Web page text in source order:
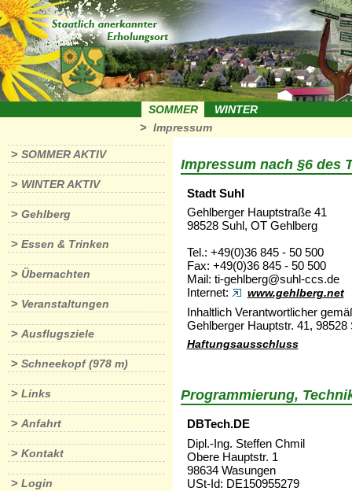
SOMMER WINTER
> Impressum
> SOMMER AKTIV
> WINTER AKTIV
> Gehlberg
> Essen & Trinken
> Übernachten
> Veranstaltungen
> Ausflugsziele
> Schneekopf (978 m)
> Links
> Anfahrt
> Kontakt
> Login
Impressum nach §6 des
Stadt Suhl
Gehlberger Hauptstraße 41
98528 Suhl, OT Gehlberg
Tel.: +49(0)36 845 - 50 500
Fax: +49(0)36 845 - 50 500
Mail: ti-gehlberg@suhl-ccs.de
Internet:
www.gehlberg.net
Inhaltlich Verantwortlicher
Gehlberger Hauptstr. 41, 98528
Haftungsausschluss
Programmierung,
DBTech.DE
Dipl.-Ing. Steffen Chmil
Obere Hauptstr. 1
98634 Wasungen
USt-Id: DE150955279